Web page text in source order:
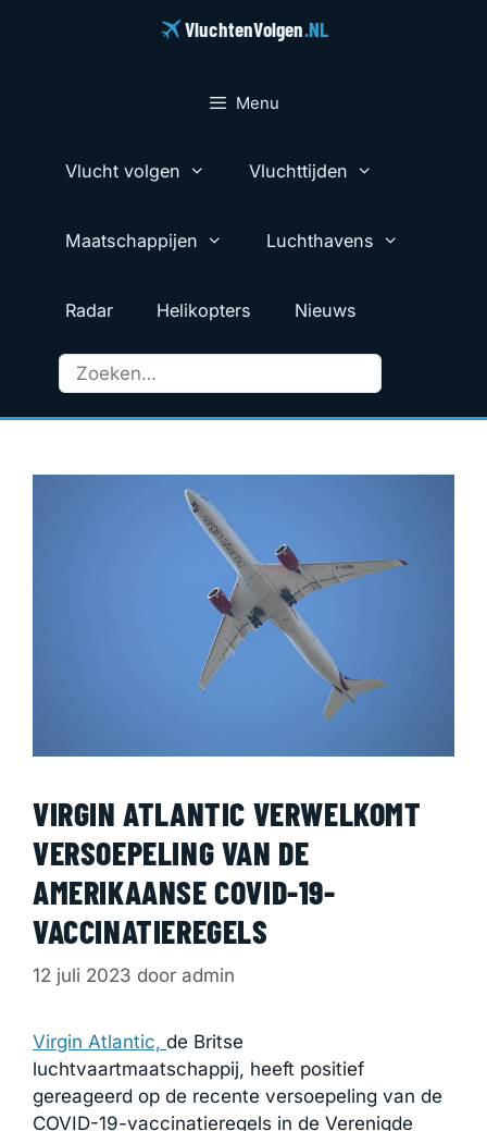
VluchtenVolgen.NL
Menu
Vlucht volgen Vluchttijden
Maatschappijen Luchthavens
Radar Helikopters Nieuws
VIRGIN ATLANTIC VERWELKOMT
VERSOEPELING VAN DE
AMERIKAANSE COVID-19-
VACCINATIEREGELS
12 juli 2023 door admin
Virgin Atlantic, de Britse
luchtvaartmaatschappij, heeft positief
gereageerd op de recente versoepeling van de
COVID-19-vaccinatieregels in de Verenigde